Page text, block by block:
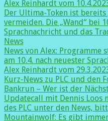
Alex Reinhardt vom
Der Ultima-Token ist
vermeiden. Die „Wand“ bei
Sprachnachricht und das
News
News von Alex: Programme
am 10.4. nach neuester
Alex Reinhardt vom
Kurz-News zu PLC und den
Bankrun – Wer ist der
Updatecall mit Dennis Loos
des PLC unter den News,
Mountainwolf: Es gibt